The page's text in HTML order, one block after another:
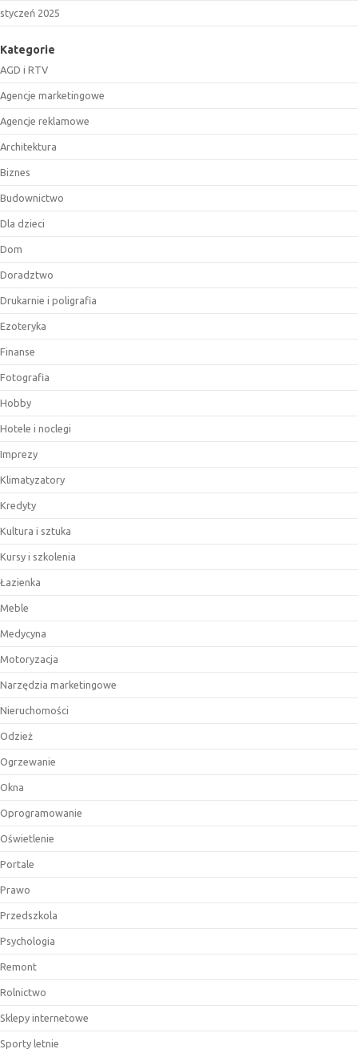
styczeń 2025
Kategorie
AGD i RTV
Agencje marketingowe
Agencje reklamowe
Architektura
Biznes
Budownictwo
Dla dzieci
Dom
Doradztwo
Drukarnie i poligrafia
Ezoteryka
Finanse
Fotografia
Hobby
Hotele i noclegi
Imprezy
Klimatyzatory
Kredyty
Kultura i sztuka
Kursy i szkolenia
Łazienka
Meble
Medycyna
Motoryzacja
Narzędzia marketingowe
Nieruchomości
Odzież
Ogrzewanie
Okna
Oprogramowanie
Oświetlenie
Portale
Prawo
Przedszkola
Psychologia
Remont
Rolnictwo
Sklepy internetowe
Sporty letnie